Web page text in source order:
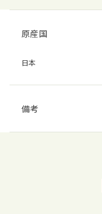
原産国
日本
備考